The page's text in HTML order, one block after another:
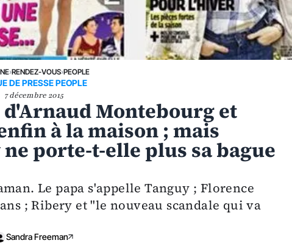
›RENDEZ-VOUS›PEOPLE
DE PRESSE PEOPLE
7 décembre 2015
Montebourg et
à la maison ; mais
porte-t-elle plus sa bague
Le papa s'appelle Tanguy ; Florence
; Ribery et "le nouveau scandale qui va
Sandra Freeman